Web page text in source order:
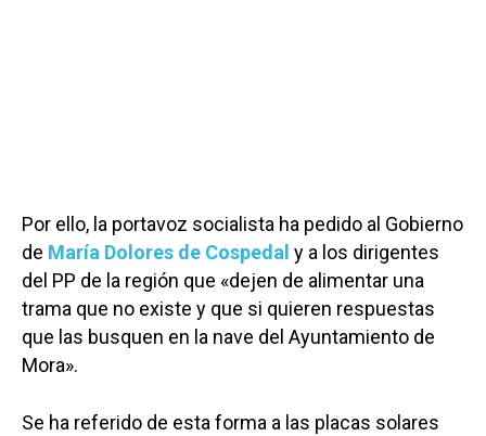
Por ello, la portavoz socialista ha pedido al Gobierno
de María Dolores de Cospedal y a los dirigentes
del PP de la región que «dejen de alimentar una
trama que no existe y que si quieren respuestas
que las busquen en la nave del Ayuntamiento de
Mora».
Se ha referido de esta forma a las placas solares